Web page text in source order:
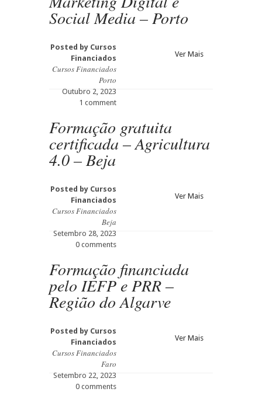
Social Media – Porto
Posted by Cursos
Financiados
Cursos Financiados
Porto
Outubro 2, 2023
1 comment
Ver Mais
Formação gratuita
certificada – Agricultura
4.0 – Beja
Posted by Cursos
Financiados
Cursos Financiados
Beja
Setembro 28, 2023
0 comments
Ver Mais
Formação financiada
pelo IEFP e PRR –
Região do Algarve
Posted by Cursos
Financiados
Cursos Financiados
Faro
Setembro 22, 2023
0 comments
Ver Mais